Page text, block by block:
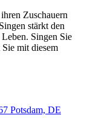
Zuschauern
stärkt den
Singen Sie
mit diesem
Potsdam, DE